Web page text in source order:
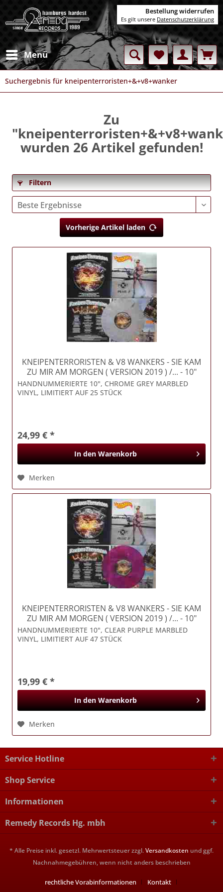
Menü
Suchergebnis für kneipenterroristen+&+v8+wanker
Zu
wurden 26 Artikel gefunden!
Filtern
Vorherige Artikel laden
KNEIPENTERRORISTEN & V8 WANKERS - SIE KAM
ZU MIR AM MORGEN ( VERSION 2019 ) /... - 10"
Vinyl
HANDNUMMERIERTE 10", CHROME GREY MARBLED
VINYL, LIMITIERT AUF 25 STÜCK
24,99 € *
In den Warenkorb
Merken
KNEIPENTERRORISTEN & V8 WANKERS - SIE KAM
ZU MIR AM MORGEN ( VERSION 2019 ) /... - 10"
Vinyl
HANDNUMMERIERTE 10", CLEAR PURPLE MARBLED
VINYL, LIMITIERT AUF 47 STÜCK
19,99 € *
In den Warenkorb
Merken
Service Hotline
Shop Service
Informationen
Remedy Records Hg. mbh
* Alle Preise inkl. gesetzl. Mehrwertsteuer zzgl.Versandkosten und ggf.
Nachnahmegebühren, wenn nicht anders beschrieben
rechtliche Vorabinformationen Kontakt
Bestellung widerrufen
Es gilt unsere Datenschutzerklärung